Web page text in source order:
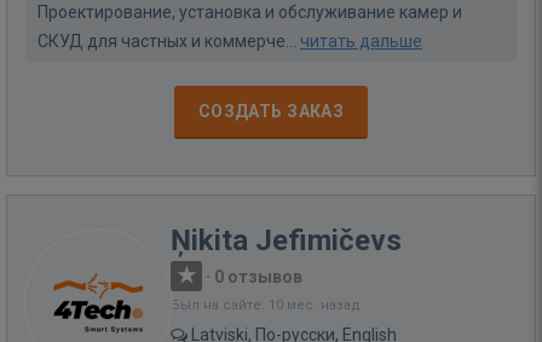
Проектирование, установка и обслуживание камер и
СКУД для частных и коммерче... читать дальше
СОЗДАТЬ ЗАКАЗ
Ņikita Jefimičevs
· 0 отзывов
Был на сайте: 10 мес. назад
Latviski, По-русски, English